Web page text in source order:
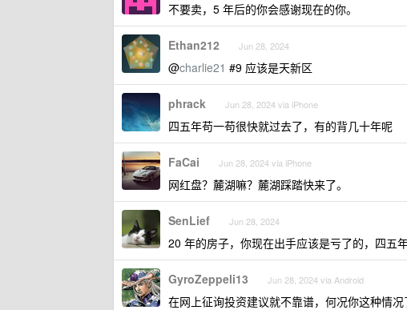
不要卖，5 年后的你会感谢现在的你。
Ethan212 Jun 28, 2024
@charlie21 #9 应该是天新区
phrack Jun 28, 2024 via iPhone
四五年苟一苟很快就过去了，有的背几十年呢
FaCai Jun 28, 2024 via iPhone
网红盘？麓湖嘛？麓湖踩踏快来了。
SenLief Jun 28, 2024
20 年的房子，你现在出手应该是亏了的，四五
GyroZeppeli13 Jun 28, 2024 via Android
在网上征询投资建议就不靠谱，何况你这种情况